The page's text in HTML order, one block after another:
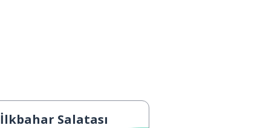
İlkbahar Salatası